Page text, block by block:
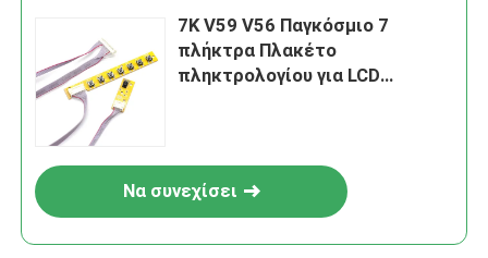
Υποβολή
7K V59 V56 Παγκόσμιο 7
πλήκτρα Πλακέτο
πληκτρολογίου για LCD
Να συνεχίσει